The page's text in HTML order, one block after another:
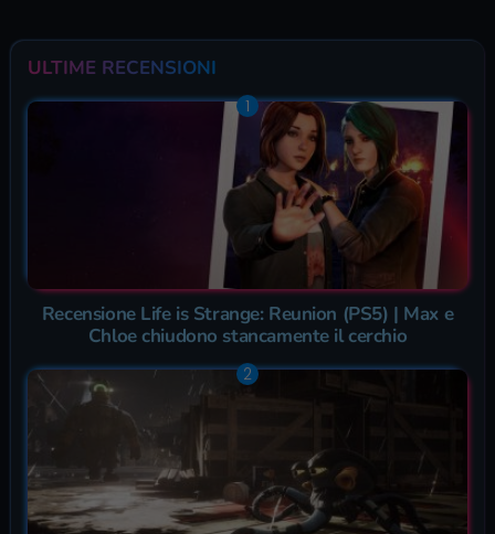
ULTIME RECENSIONI
Recensione Life is Strange: Reunion (PS5) | Max e
Chloe chiudono stancamente il cerchio